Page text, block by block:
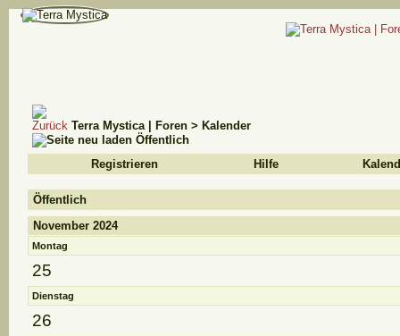
Terra Mystica | Foren > Kalender
Öffentlich
Registrieren
Hilfe
Öffentlich
November 2024
Montag
25
Dienstag
26